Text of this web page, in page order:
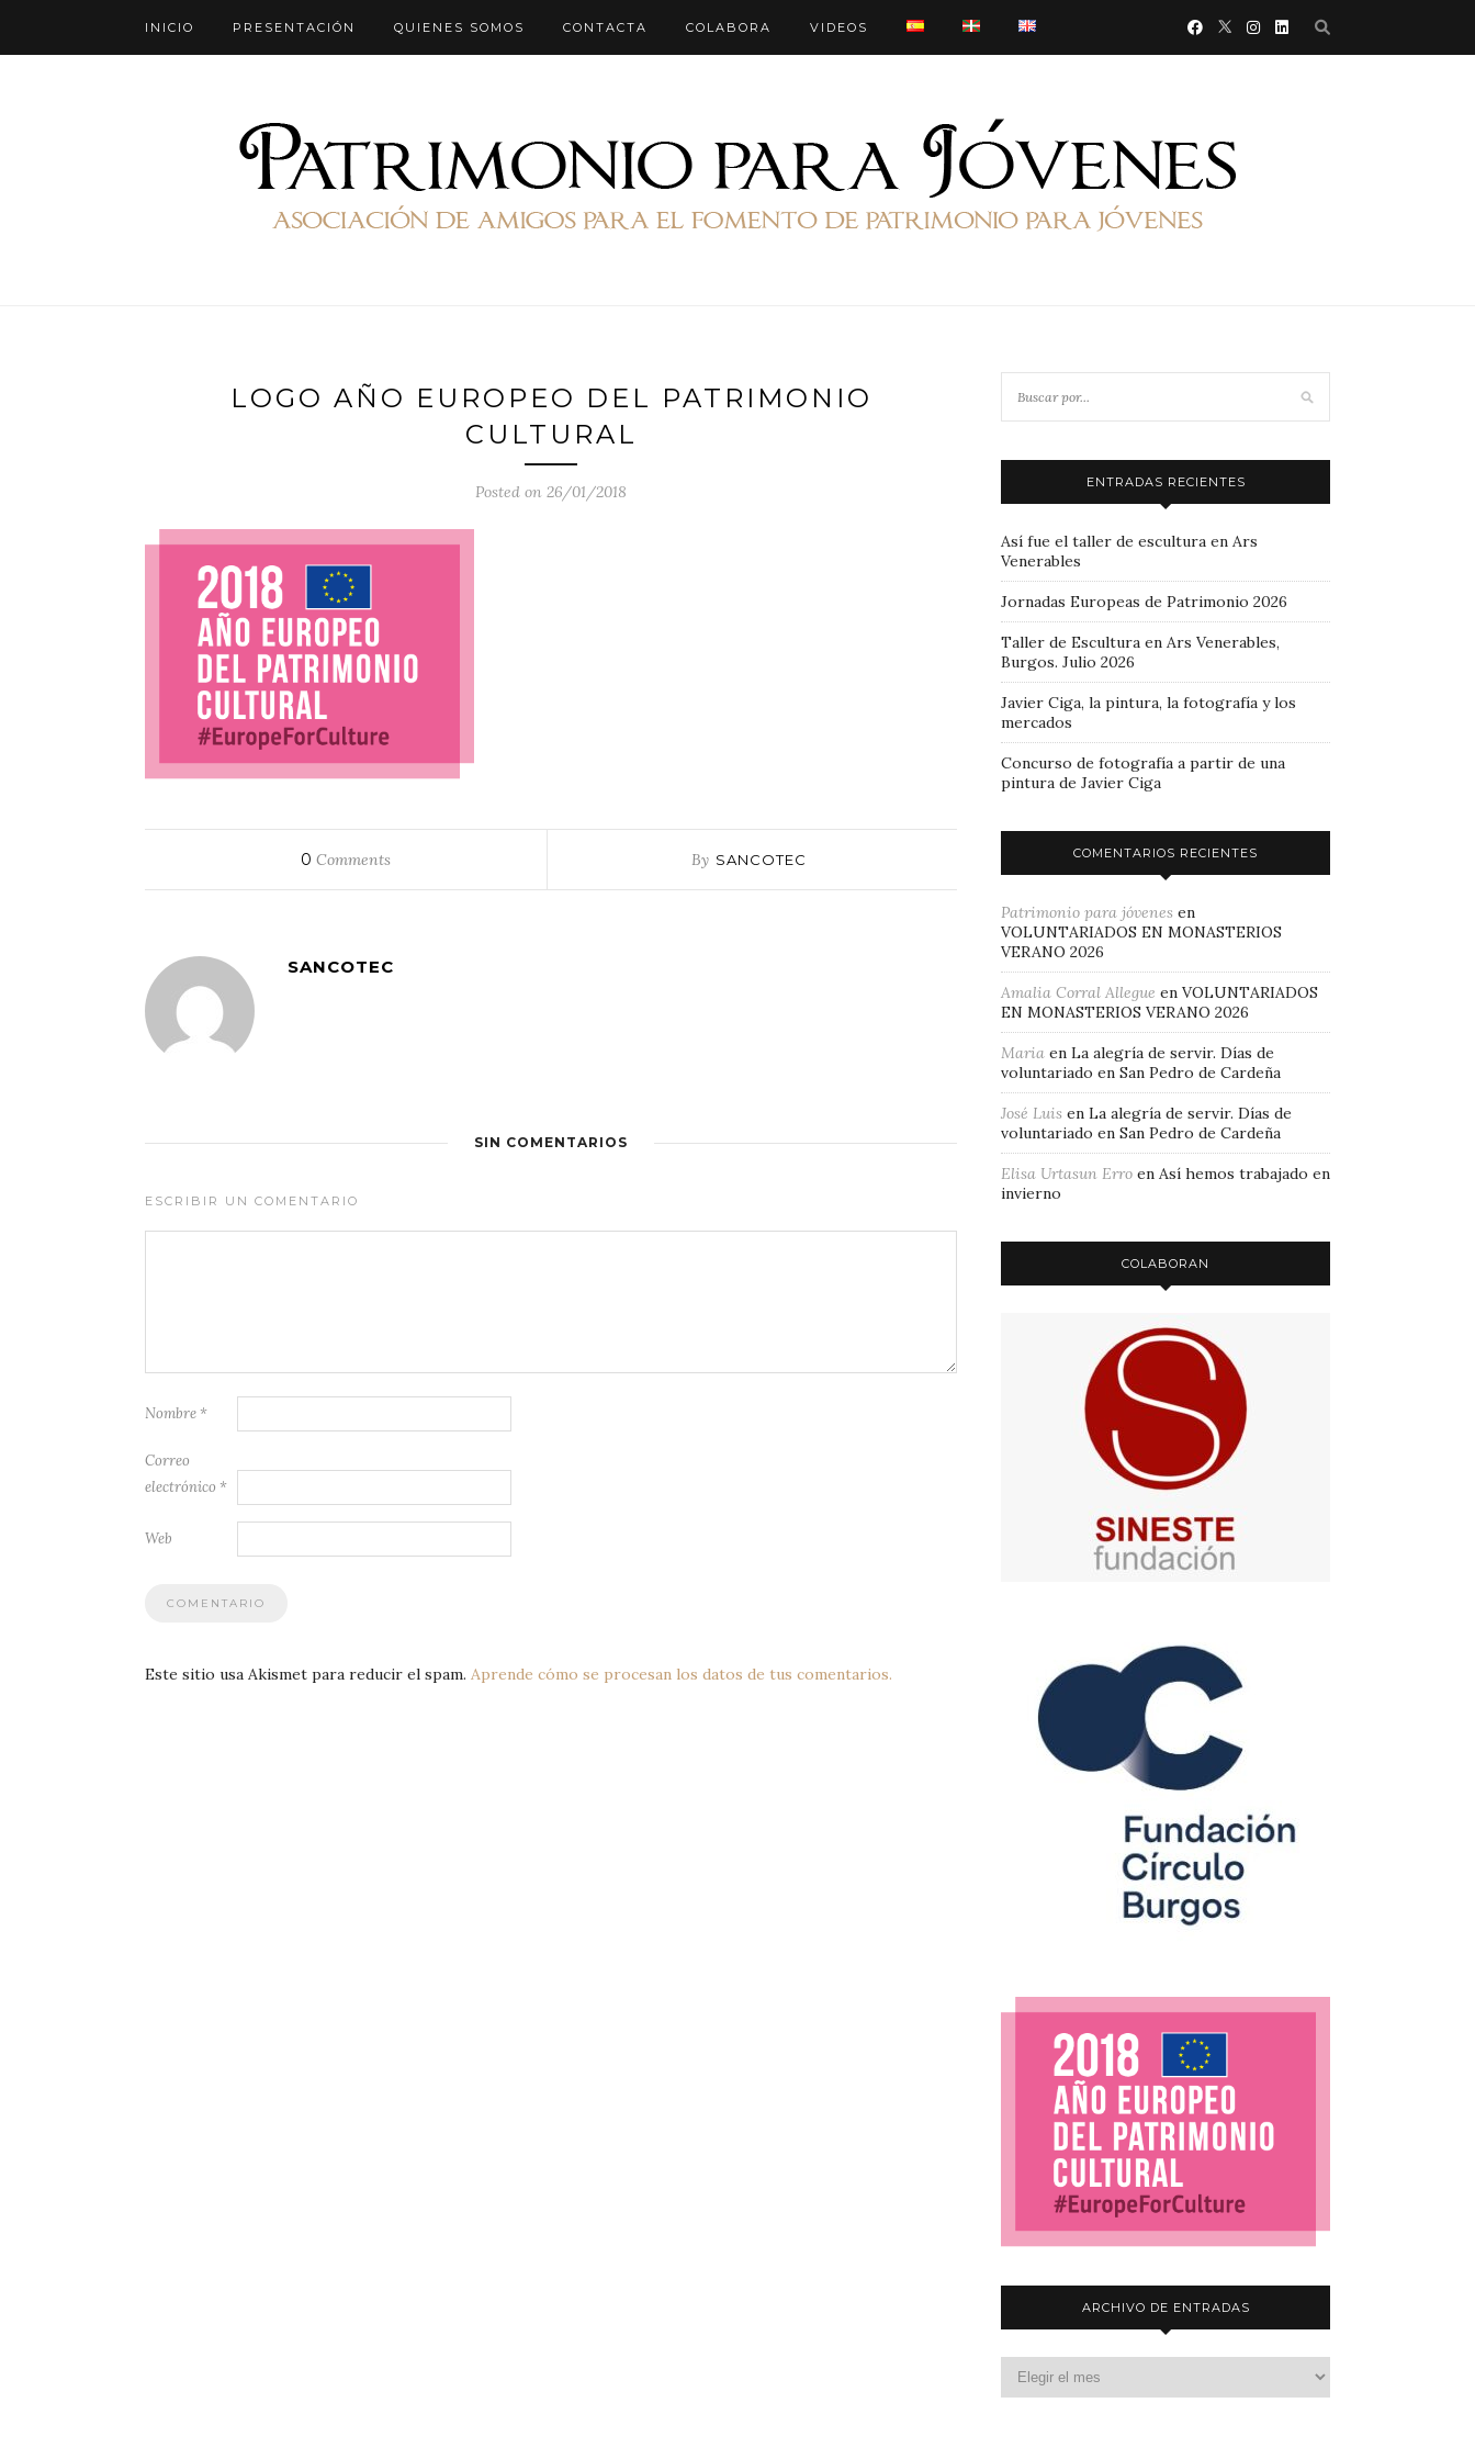
INICIO PRESENTACIÓN QUIENES SOMOS CONTACTA COLABORA VIDEOS
LOGO AÑO EUROPEO DEL PATRIMONIO
CULTURAL
Posted on 26/01/2018
0 Comments By SANCOTEC
SANCOTEC
SIN COMENTARIOS
ESCRIBIR UN COMENTARIO
Nombre *
Correo
electrónico *
Web
Este sitio usa Akismet para reducir el spam. Aprende cómo se procesan los datos de tus comentarios.
ENTRADAS RECIENTES
Así fue el taller de escultura en Ars
Venerables
Jornadas Europeas de Patrimonio 2026
Taller de Escultura en Ars Venerables,
Burgos. Julio 2026
Javier Ciga, la pintura, la fotografía y los
mercados
Concurso de fotografía a partir de una
pintura de Javier Ciga
COMENTARIOS RECIENTES
Patrimonio para jóvenes en
VOLUNTARIADOS EN MONASTERIOS
VERANO 2026
Amalia Corral Allegue en VOLUNTARIADOS
EN MONASTERIOS VERANO 2026
Maria en La alegría de servir. Días de
voluntariado en San Pedro de Cardeña
José Luis en La alegría de servir. Días de
voluntariado en San Pedro de Cardeña
Elisa Urtasun Erro en Así hemos trabajado en
invierno
COLABORAN
ARCHIVO DE ENTRADAS